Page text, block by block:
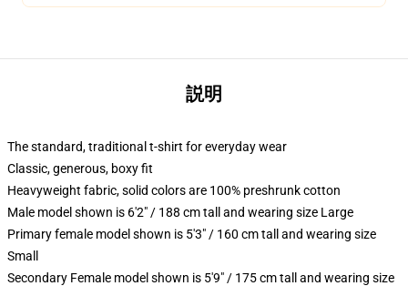
説明
The standard, traditional t-shirt for everyday wear
Classic, generous, boxy fit
Heavyweight fabric, solid colors are 100% preshrunk cotton
Male model shown is 6'2" / 188 cm tall and wearing size Large
Primary female model shown is 5'3" / 160 cm tall and wearing size
Small
Secondary Female model shown is 5'9" / 175 cm tall and wearing size